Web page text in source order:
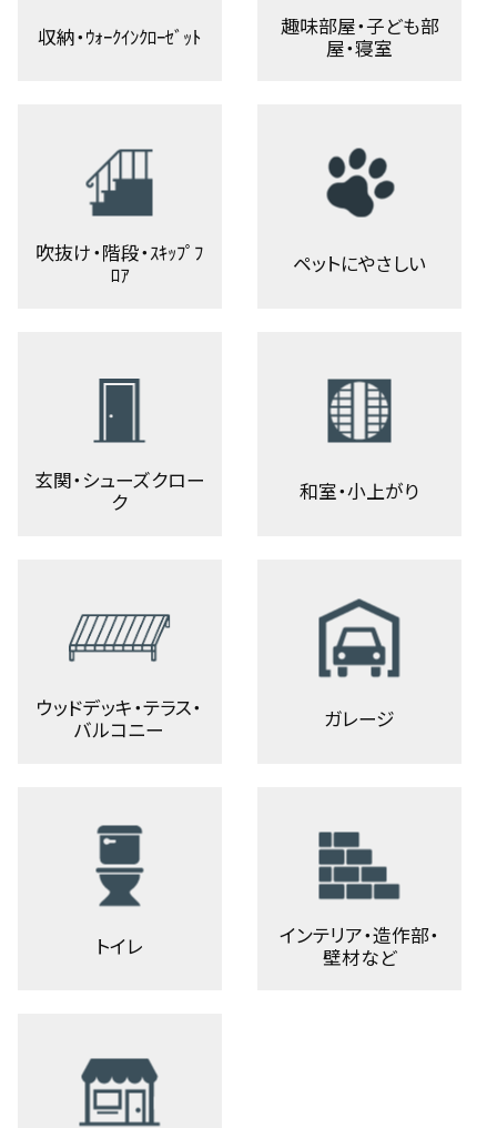
収納・ｳｫｰｸｲﾝｸﾛｰｾﾞｯﾄ
趣味部屋・子ども部
屋・寝室
吹抜け・階段・ｽｷｯﾌﾟﾌ
ﾛｱ
ペットにやさしい
玄関・シューズクロー
ク
和室・小上がり
ウッドデッキ・テラス・
バルコニー
ガレージ
トイレ
インテリア・造作部・
壁材など